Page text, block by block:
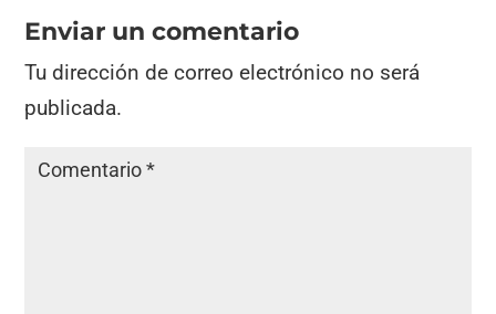
Enviar un comentario
Tu dirección de correo electrónico no será
publicada.